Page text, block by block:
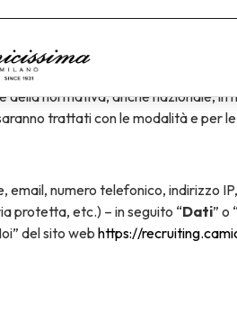
PERSONALI
P. IVA , in qualità di titolare del
della normativa, anche nazionale,
trattati con le modalità e per
numero telefonico, indirizzo
protetta, etc.) – in seguito “Dati” o “
del sito web https://